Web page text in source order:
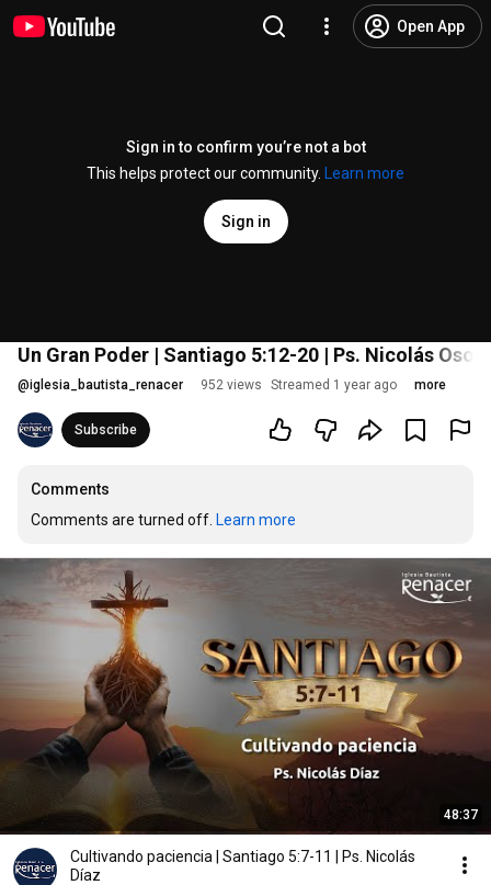
Open App
Sign in to confirm you’re not a bot
This helps protect our community.
Learn more
Sign in
Un Gran Poder | Santiago 5:12-20 | Ps. Nicolás
@iglesia_bautista_renacer 952 views Streamed 1 year ago more
Subscribe
Comments
Comments are turned off. Learn more
48:37
Cultivando paciencia | Santiago 5:7-11 | Ps. Nicolás
Díaz